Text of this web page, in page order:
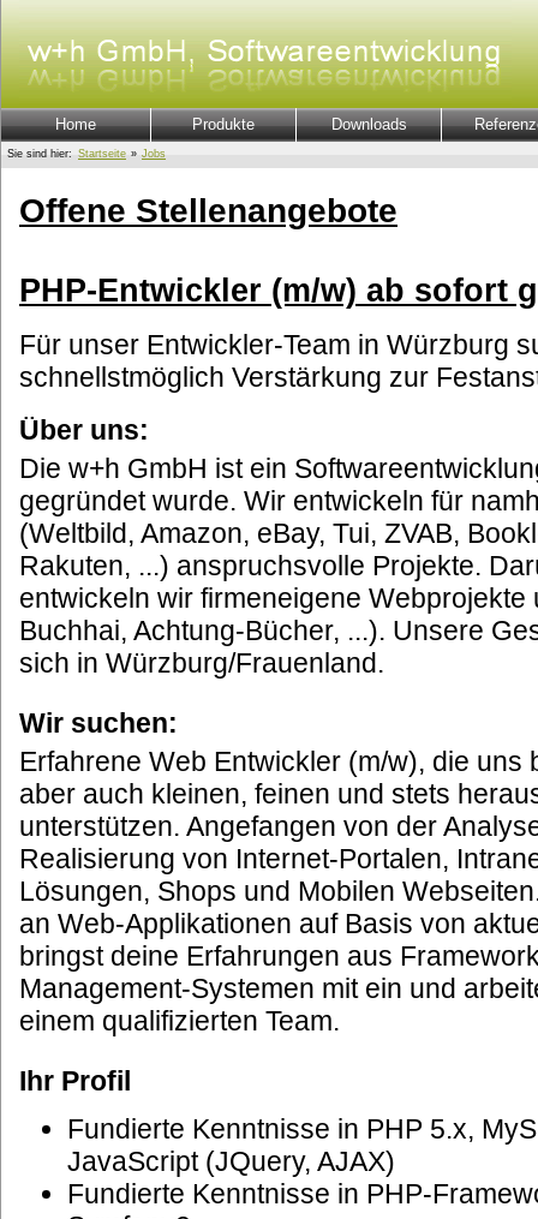
Home Produkte Downloads
Sie sind hier: Startseite » Jobs
Offene Stellenangebote
PHP-Entwickler (m/w) ab sofort
Für unser Entwickler-Team in Würzburg
schnellstmöglich Verstärkung zur
Über uns:
Die w+h GmbH ist ein
gegründet wurde. Wir entwickeln für
(Weltbild, Amazon, eBay, Tui, ZVAB,
Rakuten, ...) anspruchsvolle Projekte.
entwickeln wir firmeneigene
Buchhai, Achtung-Bücher, ...). Unsere
sich in Würzburg/Frauenland.
Wir suchen:
Erfahrene Web Entwickler (m/w), die uns
aber auch kleinen, feinen und stets
unterstützen. Angefangen von der
Realisierung von Internet-Portalen,
Lösungen, Shops und Mobilen
an Web-Applikationen auf Basis von
bringst deine Erfahrungen aus
Management-Systemen mit ein und
einem qualifizierten Team.
Ihr Profil
Fundierte Kenntnisse in PHP 5.x,
JavaScript (JQuery, AJAX)
Fundierte Kenntnisse in PHP-